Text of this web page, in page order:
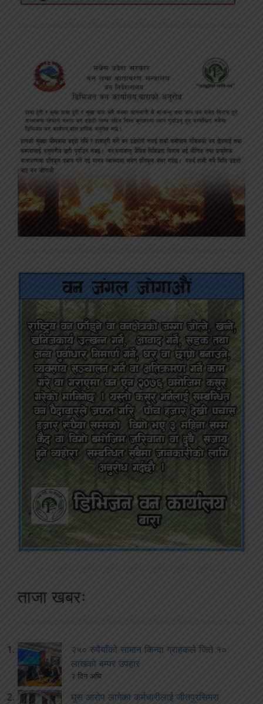
ताजा खबरः
२५० रुपैयाँको सामान किन्दा ग्राहकले जिते १०
लाखको बम्पर उपहार
२ दिन अघि
घुस आरोप लागेका कर्मचारीलाई जीतपुरसिमरा